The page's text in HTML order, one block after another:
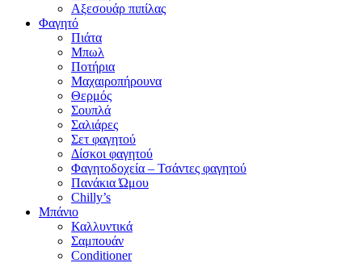
Αξεσουάρ πιπίλας
Φαγητό
Πιάτα
Μπωλ
Ποτήρια
Μαχαιροπήρουνα
Θερμός
Σουπλά
Σαλιάρες
Σετ φαγητού
Δίσκοι φαγητού
Φαγητοδοχεία – Τσάντες φαγητού
Πανάκια Ώμου
Chilly’s
Μπάνιο
Καλλυντικά
Σαμπουάν
Conditioner